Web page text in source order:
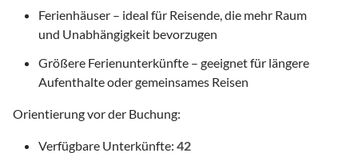
Ferienhäuser – ideal für Reisende, die mehr Raum
und Unabhängigkeit bevorzugen
Größere Ferienunterkünfte – geeignet für längere
Aufenthalte oder gemeinsames Reisen
Orientierung vor der Buchung:
Verfügbare Unterkünfte: 42